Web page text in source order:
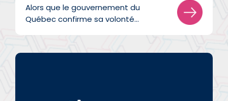
Alors que le gouvernement du
Québec confirme sa volonté
l’automne prochain...